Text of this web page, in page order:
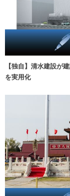
【独自】清水建設が
を実用化